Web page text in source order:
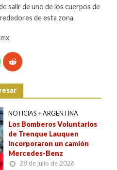
salir de uno de los cuerpos de
de esta zona.
NOTICIAS • ARGENTINA
Los Bomberos Voluntarios
de Trenque Lauquen
incorporaron un camión
Mercedes-Benz
28 de julio de 2026